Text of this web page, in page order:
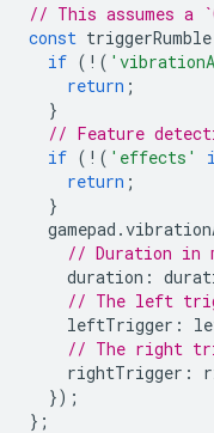
// This assumes a
const triggerRumble
if ( ! (
return ;
}
// Feature
if ( ! ( 'effects'
return ;
}
gamepad .
// Duration in
duration :
// The left
leftTrigger :
// The right
rightTrigger :
});
};